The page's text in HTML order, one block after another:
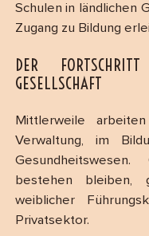
Schulen in ländlichen
Zugang zu Bildung
DER
GESELLSCHAFT
Mittlerweile
Verwaltung, im
bestehen bleiben,
weiblicher
Privatsektor.